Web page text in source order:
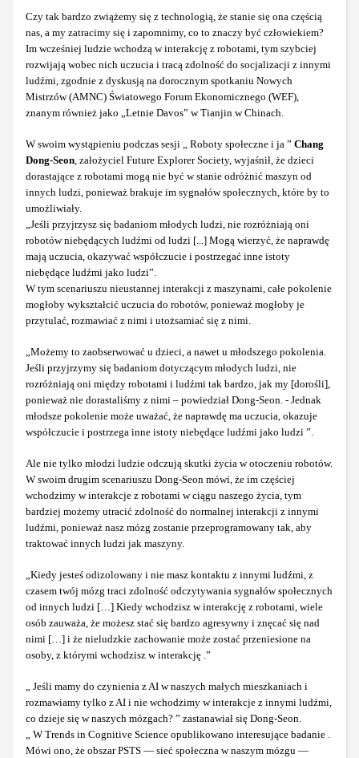
Czy tak bardzo zwiążemy się z technologią, że stanie się ona częścią
nas, a my zatracimy się i zapomnimy, co to znaczy być człowiekiem?
Im wcześniej ludzie wchodzą w interakcję z robotami, tym szybciej
rozwijają wobec nich uczucia i tracą zdolność do socjalizacji z innymi
ludźmi, zgodnie z dyskusją na dorocznym spotkaniu Nowych
Mistrzów (AMNC) Światowego Forum Ekonomicznego (WEF),
znanym również jako „Letnie Davos” w Tianjin w Chinach.
W swoim wystąpieniu podczas sesji „ Roboty społeczne i ja ” Chang
Dong-Seon , założyciel Future Explorer Society, wyjaśnił, że dzieci
dorastające z robotami mogą nie być w stanie odróżnić maszyn od
innych ludzi, ponieważ brakuje im sygnałów społecznych, które by to
umożliwiały.
„Jeśli przyjrzysz się badaniom młodych ludzi, nie rozróżniają oni
robotów niebędących ludźmi od ludzi [...] Mogą wierzyć, że naprawdę
mają uczucia, okazywać współczucie i postrzegać inne istoty
niebędące ludźmi jako ludzi”.
W tym scenariuszu nieustannej interakcji z maszynami, całe pokolenie
mogłoby wykształcić uczucia do robotów, ponieważ mogłoby je
przytulać, rozmawiać z nimi i utożsamiać się z nimi.
„Możemy to zaobserwować u dzieci, a nawet u młodszego pokolenia.
Jeśli przyjrzymy się badaniom dotyczącym młodych ludzi, nie
rozróżniają oni między robotami i ludźmi tak bardzo, jak my [dorośli],
ponieważ nie dorastaliśmy z nimi – powiedział Dong-Seon. - Jednak
młodsze pokolenie może uważać, że naprawdę ma uczucia, okazuje
współczucie i postrzega inne istoty niebędące ludźmi jako ludzi ”.
Ale nie tylko młodzi ludzie odczują skutki życia w otoczeniu robotów.
W swoim drugim scenariuszu Dong-Seon mówi, że im częściej
wchodzimy w interakcje z robotami w ciągu naszego życia, tym
bardziej możemy utracić zdolność do normalnej interakcji z innymi
ludźmi, ponieważ nasz mózg zostanie przeprogramowany tak, aby
traktować innych ludzi jak maszyny.
„Kiedy jesteś odizolowany i nie masz kontaktu z innymi ludźmi, z
czasem twój mózg traci zdolność odczytywania sygnałów społecznych
od innych ludzi […] Kiedy wchodzisz w interakcję z robotami, wiele
osób zauważa, że możesz stać się bardzo agresywny i znęcać się nad
nimi […] i że nieludzkie zachowanie może zostać przeniesione na
osoby, z którymi wchodzisz w interakcję .”
„ Jeśli mamy do czynienia z AI w naszych małych mieszkaniach i
rozmawiamy tylko z AI i nie wchodzimy w interakcje z innymi ludźmi,
co dzieje się w naszych mózgach? ” zastanawiał się Dong-Seon.
„ W Trends in Cognitive Science opublikowano interesujące badanie .
Mówi ono, że obszar PSTS — sieć społeczna w naszym mózgu —